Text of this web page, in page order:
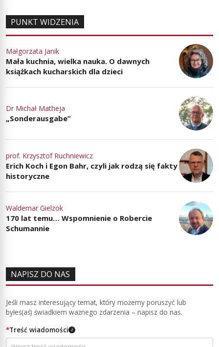
PUNKT WIDZENIA
Małgorzata Janik
Mała kuchnia, wielka nauka. O dawnych
książkach kucharskich dla dzieci
Dr Michał Matheja
„Sonderausgabe”
prof. Krzysztof Ruchniewicz
Erich Koch i Egon Bahr, czyli jak rodzą się fakty
historyczne
Waldemar Gielzok
170 lat temu… Wspomnienie o Robercie
Schumannie
NAPISZ DO NAS
Jeśli masz interesujący temat, który możemy poruszyć lub
byłeś(aś) świadkiem ważnego zdarzenia – napisz do nas.
*Treść wiadomości i